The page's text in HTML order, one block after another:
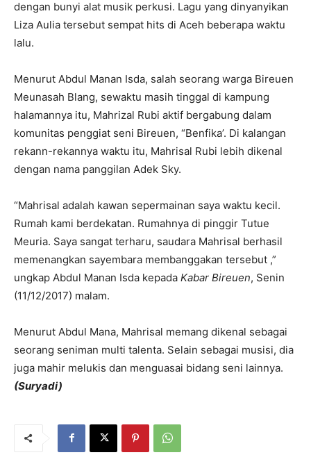
dengan bunyi alat musik perkusi. Lagu yang dinyanyikan
Liza Aulia tersebut sempat hits di Aceh beberapa waktu
lalu.
Menurut Abdul Manan Isda, salah seorang warga Bireuen
Meunasah Blang, sewaktu masih tinggal di kampung
halamannya itu, Mahrizal Rubi aktif bergabung dalam
komunitas penggiat seni Bireuen, “Benfika’. Di kalangan
rekann-rekannya waktu itu, Mahrisal Rubi lebih dikenal
dengan nama panggilan Adek Sky.
“Mahrisal adalah kawan sepermainan saya waktu kecil.
Rumah kami berdekatan. Rumahnya di pinggir Tutue
Meuria. Saya sangat terharu, saudara Mahrisal berhasil
memenangkan sayembara membanggakan tersebut ,”
ungkap Abdul Manan Isda kepada Kabar Bireuen, Senin
(11/12/2017) malam.
Menurut Abdul Mana, Mahrisal memang dikenal sebagai
seorang seniman multi talenta. Selain sebagai musisi, dia
juga mahir melukis dan menguasai bidang seni lainnya.
(Suryadi)